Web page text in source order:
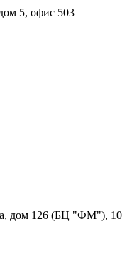
5, офис 503
дом 126 (БЦ "ФМ"), 10